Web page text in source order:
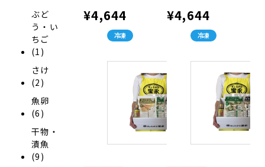
ぶど
う・い
ちご
(1)
さけ
(2)
魚卵
(6)
干物・
漬魚
(9)
¥4,644
冷凍
¥4,644
冷凍